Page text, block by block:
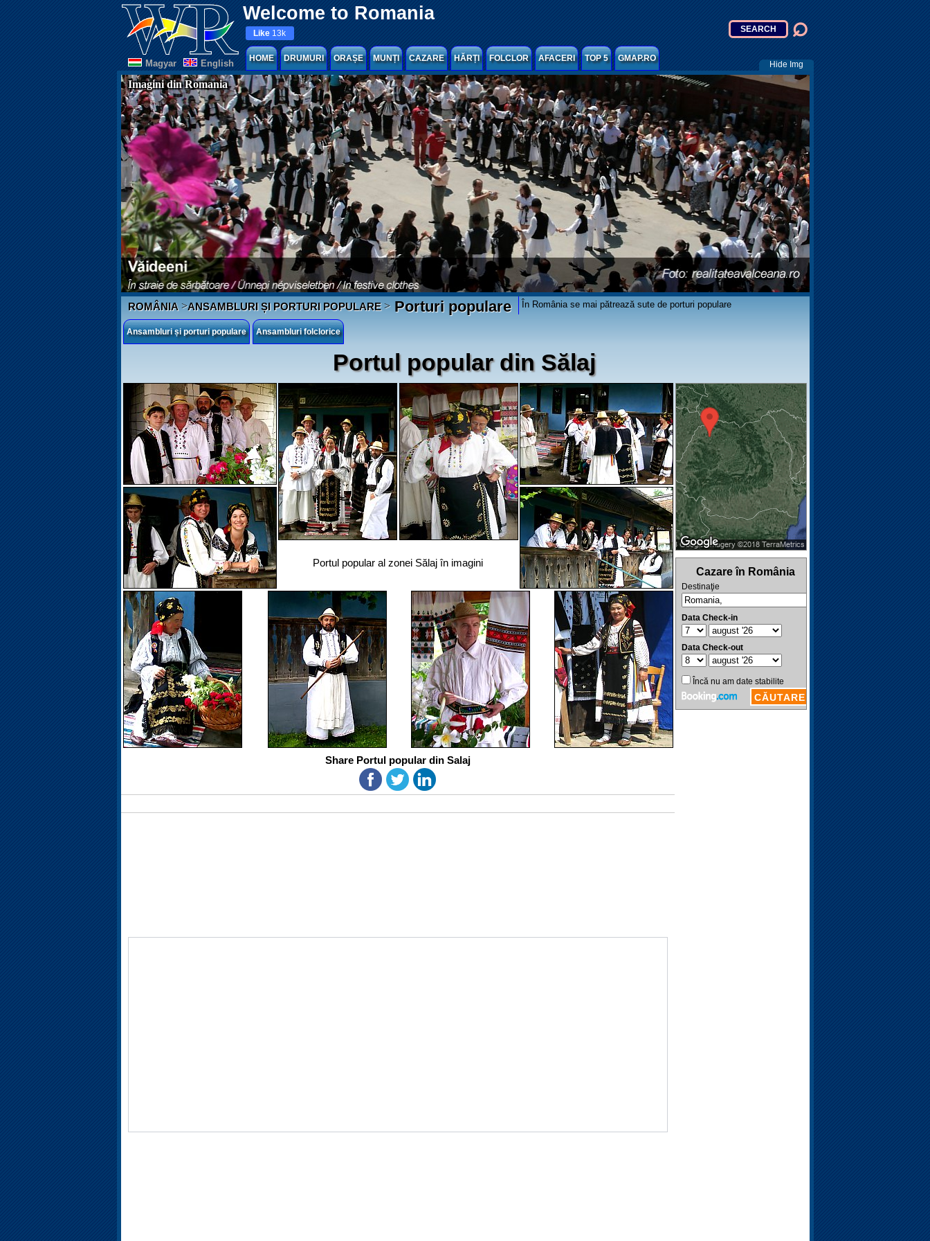
Welcome to Romania
Magyar English
Like 13k
HOME DRUMURI ORAȘE MUNȚI CAZARE HĂRȚI FOLCLOR AFACERI TOP 5 GMAP.RO
Hide Img
Imagini din Romania
ROMÂNIA>ANSAMBLURI ȘI PORTURI POPULARE>Porturi populare În România se mai pătrează sute de porturi populare
Ansambluri și porturi populare Ansambluri folclorice
Portul popular din Sălaj
Portul popular al zonei Sălaj în imagini
Share Portul popular din Salaj